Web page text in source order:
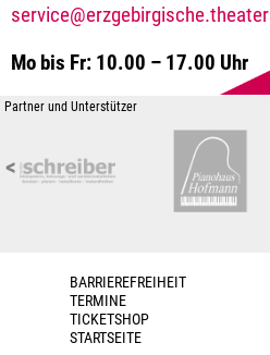
service@erzgebirgische.theater
Mo bis Fr: 10.00 – 17.00 Uhr
Partner und Unterstützer
<
BARRIEREFREIHEIT
TERMINE
TICKETSHOP
STARTSEITE